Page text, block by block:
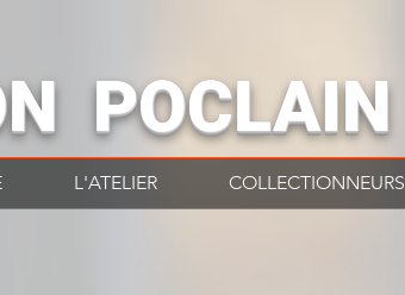
POCLAIN
L'ATELIER COLLECTIONNEURS